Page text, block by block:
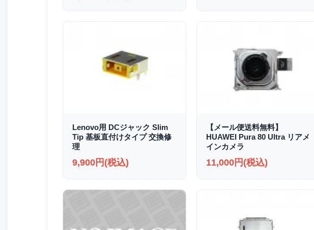
Lenovo用 DCジャック Slim
Tip 基板直付けタイプ 交換修
理
9,900円(税込)
【メール便送料無料】
HUAWEI Pura 80 Ultra リアメ
インカメラ
11,000円(税込)